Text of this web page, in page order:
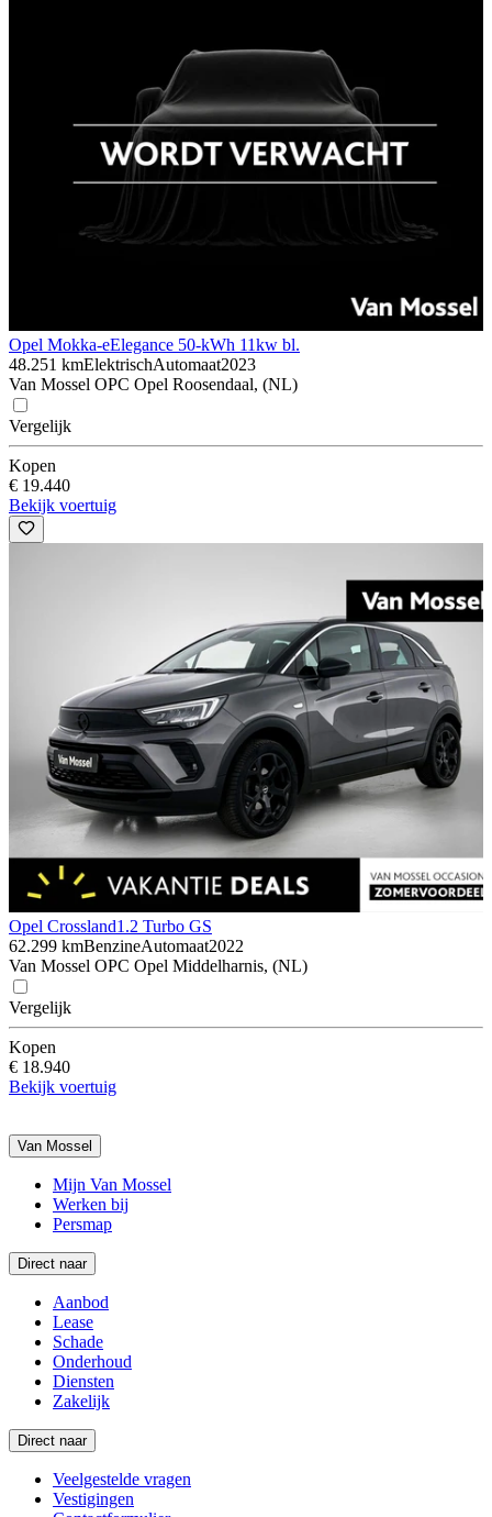
Opel Mokka-eElegance 50-kWh 11kw bl.
48.251 kmElektrischAutomaat2023
Van Mossel OPC Opel Roosendaal, (NL)
Vergelijk
Kopen
€ 19.440
Bekijk voertuig
Opel Crossland1.2 Turbo GS
62.299 kmBenzineAutomaat2022
Van Mossel OPC Opel Middelharnis, (NL)
Vergelijk
Kopen
€ 18.940
Bekijk voertuig
Van Mossel
Mijn Van Mossel
Werken bij
Persmap
Direct naar
Aanbod
Lease
Schade
Onderhoud
Diensten
Zakelijk
Direct naar
Veelgestelde vragen
Vestigingen